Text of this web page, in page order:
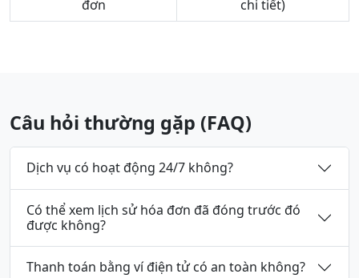
đơn
chi tiết)
Câu hỏi thường gặp (FAQ)
Dịch vụ có hoạt động 24/7 không?
Có thể xem lịch sử hóa đơn đã đóng trước đó
được không?
Thanh toán bằng ví điện tử có an toàn không?